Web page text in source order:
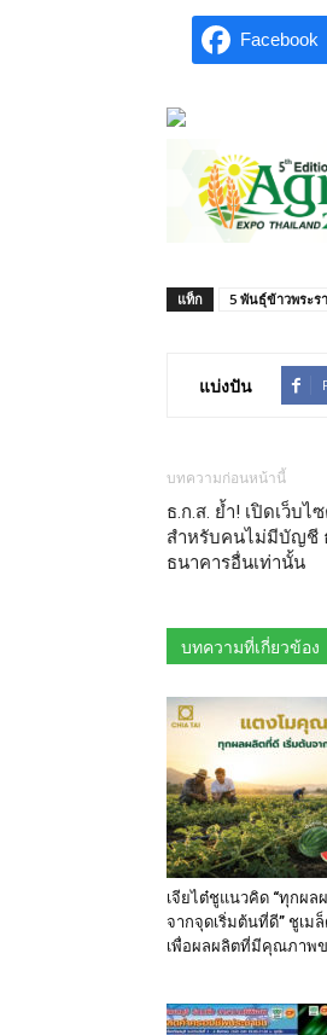
Facebook
แท็ก 5 พันธุ์ข้าวพระร
แบ่งปัน
บทความก่อนหน้านี้
ธ.ก.ส. ย้ำ! เปิดเว็บไ
สำหรับคนไม่มีบัญชี
ธนาคารอื่นเท่านั้น
บทความที่เกี่ยวข้อง
เจียไต๋ชูแนวคิด “ทุกผล
จากจุดเริ่มต้นที่ดี” ชูเม
เพื่อผลผลิตที่มีคุณภาพข